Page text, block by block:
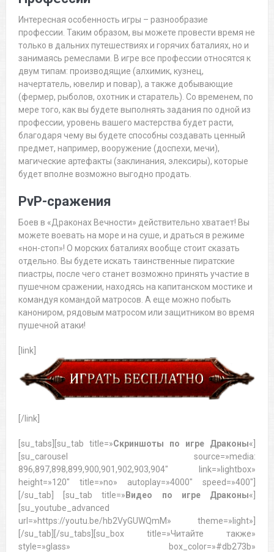
Интересная особенность игры – разнообразие
профессии. Таким образом, вы можете провести время не
только в дальних путешествиях и горячих баталиях, но и
занимаясь ремеслами. В игре все профессии относятся к
двум типам: производящие (алхимик, кузнец,
начертатель, ювелир и повар), а также добывающие
(фермер, рыболов, охотник и старатель). Со временем, по
мере того, как вы будете выполнять задания по одной из
профессии, уровень вашего мастерства будет расти,
благодаря чему вы будете способны создавать ценный
предмет, например, вооружение (доспехи, мечи),
магические артефакты (заклинания, элексиры), которые
будет вполне возможно выгодно продать.
PvP-сражения
Боев в «Драконах Вечности» действительно хватает! Вы
можете воевать на море и на суше, и драться в режиме
«нон-стоп»! О морских баталиях вообще стоит сказать
отдельно. Вы будете искать таинственные пиратские
пиастры, после чего станет возможно принять участие в
пушечном сражении, находясь на капитанском мостике и
командуя командой матросов. А еще можно побыть
канониром, рядовым матросом или защитником во время
пушечной атаки!
[link]
[/link]
[su_tabs][su_tab title=»Скриншоты по игре Драконы«]
[su_carousel source=»media:
896,897,898,899,900,901,902,903,904″ link=»lightbox»
height=»120″ title=»no» autoplay=»4000″ speed=»400″]
[/su_tab] [su_tab title=» Видео по игре Драконы«]
[su_youtube_advanced
url=»https://youtu.be/hb2VyGUWQmM» theme=»light»]
[/su_tab][/su_tabs][su_box title=»Читайте также»
style=»glass» box_color=»#db273b»